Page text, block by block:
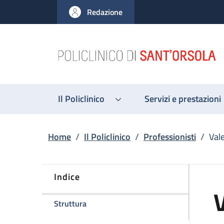
al contenuto principale
to footer content
Redazione
Il Policlinico Servizi e prestazioni
Briciole di pane
Home / Il Policlinico / Professionisti /
Indice
Strutturadella pagina Valerio Di Scioscio